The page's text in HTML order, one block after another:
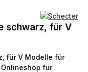
5 Sternen
schwarz, für V
für V Modelle für
für